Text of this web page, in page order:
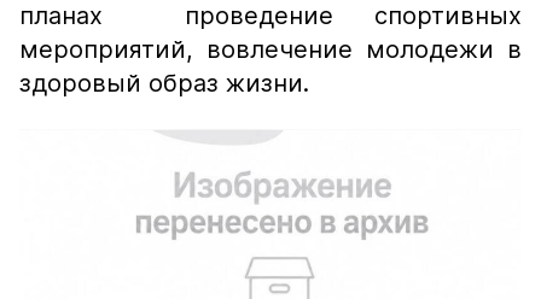
планах проведение спортивных
мероприятий, вовлечение молодежи в
здоровый образ жизни.